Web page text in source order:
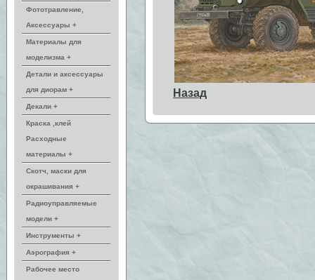
Фототравление,
Аксессуары +
Материалы для
моделизма +
Детали и аксессуары
для диорам +
Декали +
Краска ,клей
Расходные
материалы +
Скотч, маски для
окрашивания +
Радиоуправляемые
модели +
Инструменты +
Аэрография +
Рабочее место
Назад